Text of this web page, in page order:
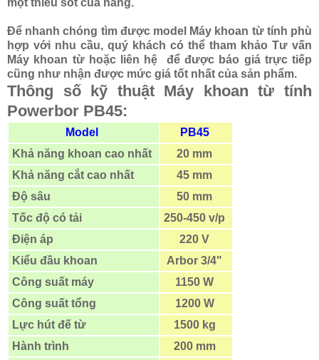
Để nhanh chóng tìm được model Máy khoan từ tính phù
hợp với nhu cầu, quý khách có thể tham khảo Tư vấn
Máy khoan từ hoặc liên hệ để được báo giá trực tiếp
cũng như nhận được mức giá tốt nhất của sản phẩm.
Thông số kỹ thuật Máy khoan từ tính
Powerbor PB45:
Model
PB45
Khả năng khoan cao nhất
20 mm
Khả năng cắt cao nhất
45 mm
Độ sâu
50 mm
Tốc độ có tải
250-450 v/p
Điện áp
220 V
Kiểu đầu khoan
Arbor 3/4"
Công suất máy
1150 W
Công suất tổng
1200 W
Lực hút đế từ
1500 kg
Hành trình
200 mm